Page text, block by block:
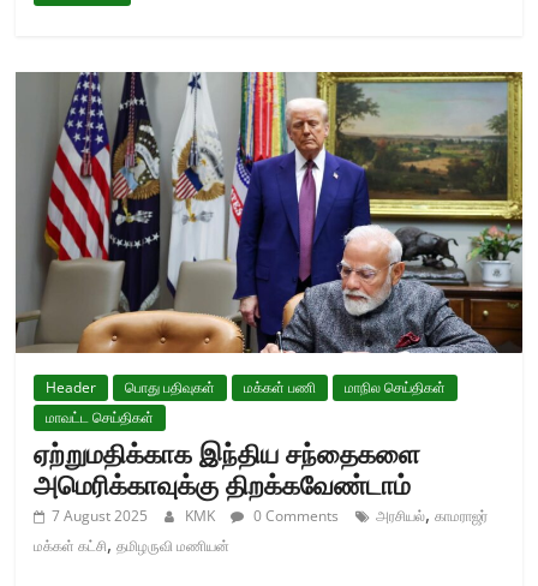
Header பொது பதிவுகள் மக்கள் பணி
மாநில செய்திகள்
மாவட்ட செய்திகள்
ஏற்றுமதிக்காக இந்திய சந்தைகளை
அமெரிக்காவுக்கு திறக்கவேண்டாம்
7 August 2025 KMK 0 Comments அரசியல்,காமராஜர்
மக்கள் கட்சி,தமிழருவி மணியன்